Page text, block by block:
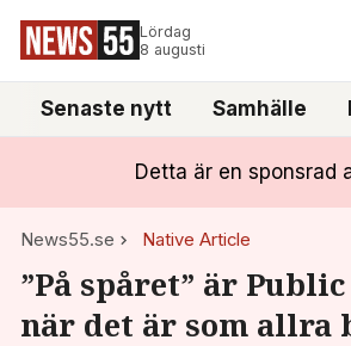
Lördag
8 augusti
Senaste nytt Samhälle
Detta är en sponsrad
News55.se Native Article
”På spåret” är
när det är som allra